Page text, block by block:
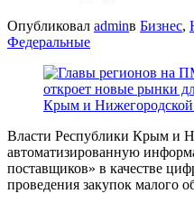
Опубликовал adminв Бизнес,
Федеральные
Власти Республики Крым и
автоматизированную
поставщиков» в качестве
проведения закупок малого